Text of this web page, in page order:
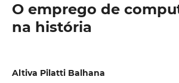
O emprego de
na história
Altiva Pilatti Balhana